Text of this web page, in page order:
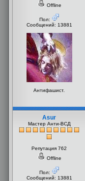
Offline
Пол:
Сообщений: 13881
Антифашист.
Asur
Мастер Анти-ВСД
Репутация 762
Offline
Пол:
Сообщений: 13881